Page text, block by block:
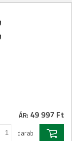
ÁR: 49 997 Ft
darab